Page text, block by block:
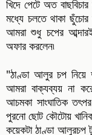
খিদে পেটে অত
মধ্যে চলতে থাকা ছুঁচোর
আমরা শুধু চপের
অফার করলেন৷
"ঠাণ্ডা আলুর চপ নিয়ে
আমরা বাক্যব্যয় না করে
আচমকা সাংঘাতিক
পুরনো ছোট কৌটোয়
কয়েকটা ঠাণ্ডা আলুরচপ